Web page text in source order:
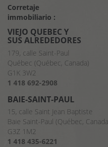
Corretaje
immobiliario :
VIEJO QUEBEC Y
SUS ALREDEDORES
179, calle Saint-Paul
Québec (Québec, Canada)
G1K 3W2
1 418 692-2908
BAIE-SAINT-PAUL
15, calle Saint Jean Baptiste
Baie Saint-Paul (Québec,
G3Z 1M2
1 418 435-6221